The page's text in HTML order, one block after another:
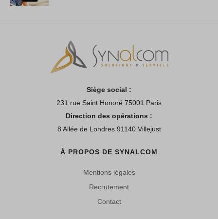
Siège social :
231 rue Saint Honoré 75001 Paris
Direction des opérations :
8 Allée de Londres 91140 Villejust
À PROPOS DE SYNALCOM
Mentions légales
Recrutement
Contact